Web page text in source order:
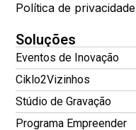
Política de privacidade
Soluções
Eventos de Inovação
Ciklo2Vizinhos
Stúdio de Gravação
Programa Empreender